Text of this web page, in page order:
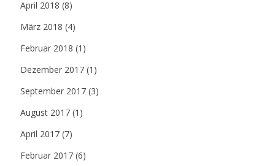
April 2018 (8)
März 2018 (4)
Februar 2018 (1)
Dezember 2017 (1)
September 2017 (3)
August 2017 (1)
April 2017 (7)
Februar 2017 (6)